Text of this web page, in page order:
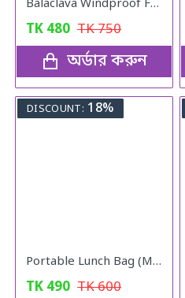
Balaclava Windproof Full Face Mask (Khaki)
TK 480 TK750
অর্ডার করুন
DISCOUNT: 18%
Portable Lunch Bag (Maroon)
TK 490 TK600